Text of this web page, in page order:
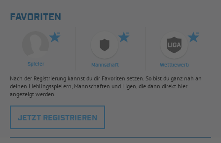
FAVORITEN
Spieler Mannschaft Wettbewerb
Nach der Registrierung kannst du dir Favoriten setzen. So bist du ganz nah an
deinen Lieblingsspielern, Mannschaften und Ligen, die dann direkt hier
angezeigt werden.
JETZT REGISTRIEREN